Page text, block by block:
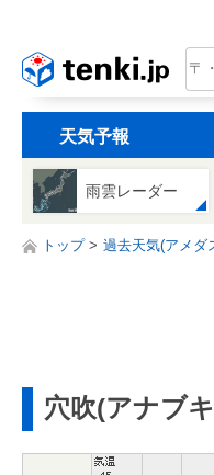
天気予報
雨雲レーダー
トップ 過去天気(アメダ
穴吹(アナブ